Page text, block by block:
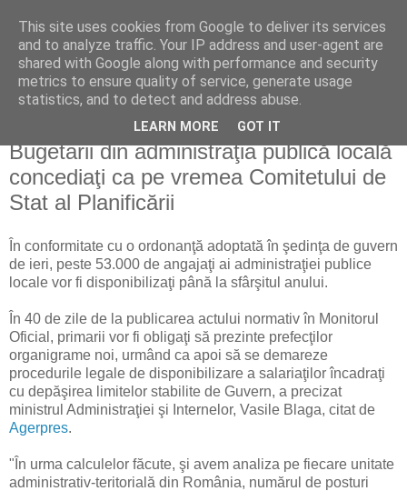
Reflecţii economice
blog de reflecţii, informaţii şi opinii economice
Bugetarii din administraţia publică locală
concediaţi ca pe vremea Comitetului de
Stat al Planificării
În conformitate cu o ordonanţă adoptată în şedinţa de guvern
de ieri, peste 53.000 de angajaţi ai administraţiei publice
locale vor fi disponibilizaţi până la sfârşitul anului.
În 40 de zile de la publicarea actului normativ în Monitorul
Oficial, primarii vor fi obligaţi să prezinte prefecţilor
organigrame noi, urmând ca apoi să se demareze
procedurile legale de disponibilizare a salariaţilor încadraţi
cu depăşirea limitelor stabilite de Guvern, a precizat
ministrul Administraţiei şi Internelor, Vasile Blaga, citat de
Agerpres.
"În urma calculelor făcute, şi avem analiza pe fiecare unitate
administrativ-teritorială din România, numărul de posturi
This site uses cookies from Google to deliver its services
and to analyze traffic. Your IP address and user-agent are
shared with Google along with performance and security
metrics to ensure quality of service, generate usage
statistics, and to detect and address abuse.
LEARN MORE GOT IT